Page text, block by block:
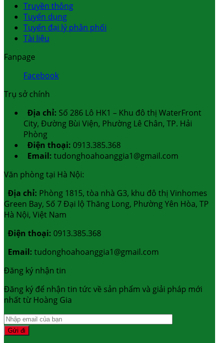
Truyền thông
Tuyển dụng
Tuyển đại lý phân phối
Tài liệu
Fanpage
Facebook
Trụ sở chính
Địa chỉ: Số 286 Lô HK1 – Khu đô thị WaterFront
City, Đường Bùi Viện, Phường Lê Chân, TP. Hải
Phòng
Điện thoại: 0913.385.368
Email: tudonghoahoanggia1@gmail.com
Văn phòng tại Hà Nội:
Địa chỉ: Phòng 1815, tòa nhà G3, khu đô thị Vinhomes
Green Bay, Số 7 Đại lộ Thăng Long, Phường Yên Hòa, TP
Hà Nội, Việt Nam
Điện thoại: 0913.385.368
Email: tudonghoahoanggia1@gmail.com
Đăng ký nhận tin
Đăng ký để nhận tin tức về sản phẩm và giải pháp mới
nhất từ Hoàng Gia